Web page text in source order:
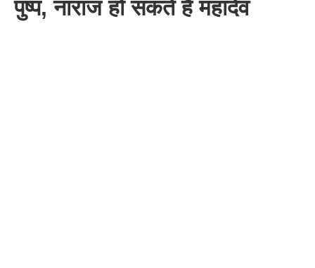
पुष्प, नाराज हो सकते हैं महादेव